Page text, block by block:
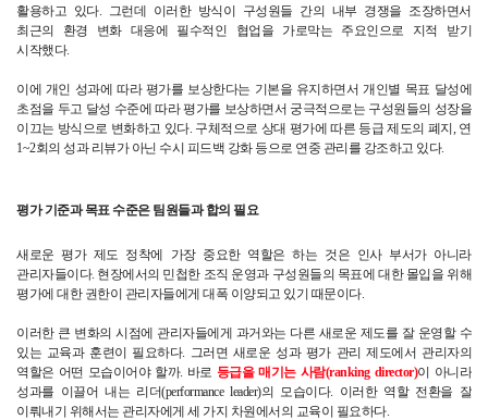
활용하고 있다. 그런데 이러한 방식이 구성원들 간의 내부 경쟁을 조장하면서
최근의 환경 변화 대응에 필수적인 협업을 가로막는 주요인으로 지적 받기
시작했다.
이에 개인 성과에 따라 평가를 보상한다는 기본을 유지하면서 개인별 목표 달성에
초점을 두고 달성 수준에 따라 평가를 보상하면서 궁극적으로는 구성원들의 성장을
이끄는 방식으로 변화하고 있다. 구체적으로 상대 평가에 따른 등급 제도의 폐지, 연
1~2회의 성과 리뷰가 아닌 수시 피드백 강화 등으로 연중 관리를 강조하고 있다.
평가 기준과 목표 수준은 팀원들과 합의 필요
새로운 평가 제도 정착에 가장 중요한 역할은 하는 것은 인사 부서가 아니라
관리자들이다. 현장에서의 민첩한 조직 운영과 구성원들의 목표에 대한 몰입을 위해
평가에 대한 권한이 관리자들에게 대폭 이양되고 있기 때문이다.
이러한 큰 변화의 시점에 관리자들에게 과거와는 다른 새로운 제도를 잘 운영할 수
있는 교육과 훈련이 필요하다. 그러면 새로운 성과 평가 관리 제도에서 관리자의
역할은 어떤 모습이어야 할까. 바로 등급을 매기는 사람(ranking director)이 아니라
성과를 이끌어 내는 리더(performance leader)의 모습이다. 이러한 역할 전환을 잘
이뤄내기 위해서는 관리자에게 세 가지 차원에서의 교육이 필요하다.